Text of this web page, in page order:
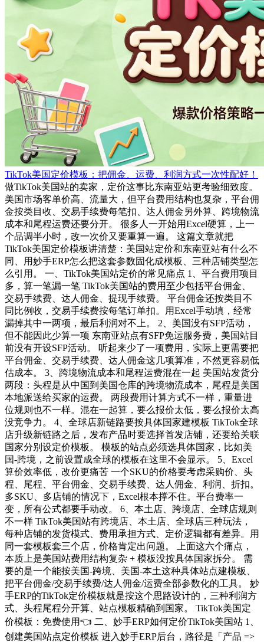
TikTok美国定价模板：把佣金、运费、利润方式一次性配好！
做TikTok美国站的卖家，定价这事比东南亚站更考验细致度。
美国市场客单价高、流量大，但平台费用结构也复杂，平台佣
金按类目收、交易手续费每笔扣、达人佣金另外算、跨境物流
成本和尾程运费还要分开。 很多人一开始用Excel硬算，上一
个品调半小时，改一次价又要重算一遍。 这篇文章就把
TikTok美国定价模板讲清楚：美国站定价和东南亚站有什么不
同、用妙手ERP怎么把这套参数固化成模板、三种店铺类型怎
么引用。 一、TikTok美国站定价的常见痛点 1、平台费用项目
多，算一笔漏一笔 TikTok美国站的费用至少包括平台佣金、
交易手续费、达人佣金、提现手续费。 平台佣金还按类目不
同比例收，交易手续费按每笔订单扣。用Excel手动填，经常
漏掉其中一两项，最后利润对不上。 2、美国没有SFP活动，
但不能因此少算一项 东南亚站点有SFP免运服务费，美国站目
前没有开设SFP活动。 听起来少了一项费用，实际上更需要把
平台佣金、交易手续费、达人佣金这几项算准，不然更容易低
估成本。 3、跨境物流成本和尾程运费混在一起 美国站发货分
两段：头程是从中国到美国仓库的跨境物流成本，尾程是美国
本地派送给买家的运费。 两段费用计算方式不一样，重量进
位规则也不一样。混在一起算，要么报价太低，要么报价太高
没竞争力。 4、全球店新链路要按具体国家建模板 TikTok全球
店升级新链路之后，发布产品时要选择首发店铺，还要给关联
国家分别设定价模板。 模板的站点必须选具体国家，比如美
国-跨境，之前设置成全球的模板在这里不会显示。 5、Excel
算价效率低，改价更痛苦 一个SKU的价格要考虑采购价、头
程、尾程、平台佣金、交易手续费、达人佣金、利润、折扣。
多SKU、多店铺的情况下，Excel根本撑不住。平台费率一
变，所有公式都要手动改。 6、本土店、跨境店、全球店规则
不一样 TikTok美国站有跨境店、本土店、全球店三种玩法，
每种店铺的发货模式、费用承担方式、定价逻辑都有差异。用
同一套模板套三个店，价格肯定出问题。 上面这六个痛点，
本质上是美国站费用结构复杂 + 模板没按具体国家拆分。 需
要的是一个能按美国-跨境、美国-本土这种具体站点建模板、
把平台佣金/交易手续费/达人佣金/运费全部参数化的工具。 妙
手ERP的TikTok定价模板就是按这个思路设计的，三种利润方
式、头程尾程分开算、站点模板精确到国家。 TikTok美国定
价模板：免费使用👈 二、妙手ERP如何定价TikTok美国站 1、
创建美国站点定价模板 进入妙手ERP后台，路径是「产品 =>